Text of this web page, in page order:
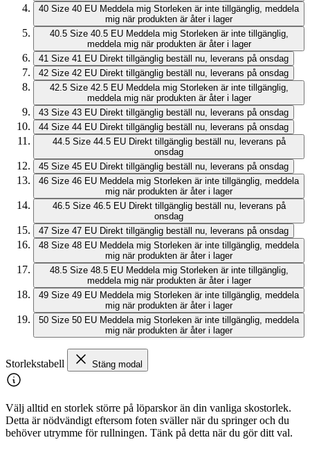
40 Size 40 EU Meddela mig Storleken är inte tillgänglig, meddela
mig när produkten är åter i lager
40.5 Size 40.5 EU Meddela mig Storleken är inte tillgänglig,
meddela mig när produkten är åter i lager
41 Size 41 EU Direkt tillgänglig beställ nu, leverans på onsdag
42 Size 42 EU Direkt tillgänglig beställ nu, leverans på onsdag
42.5 Size 42.5 EU Meddela mig Storleken är inte tillgänglig,
meddela mig när produkten är åter i lager
43 Size 43 EU Direkt tillgänglig beställ nu, leverans på onsdag
44 Size 44 EU Direkt tillgänglig beställ nu, leverans på onsdag
44.5 Size 44.5 EU Direkt tillgänglig beställ nu, leverans på
onsdag
45 Size 45 EU Direkt tillgänglig beställ nu, leverans på onsdag
46 Size 46 EU Meddela mig Storleken är inte tillgänglig, meddela
mig när produkten är åter i lager
46.5 Size 46.5 EU Direkt tillgänglig beställ nu, leverans på
onsdag
47 Size 47 EU Direkt tillgänglig beställ nu, leverans på onsdag
48 Size 48 EU Meddela mig Storleken är inte tillgänglig, meddela
mig när produkten är åter i lager
48.5 Size 48.5 EU Meddela mig Storleken är inte tillgänglig,
meddela mig när produkten är åter i lager
49 Size 49 EU Meddela mig Storleken är inte tillgänglig, meddela
mig när produkten är åter i lager
50 Size 50 EU Meddela mig Storleken är inte tillgänglig, meddela
mig när produkten är åter i lager
Storlekstabell Stäng modal
Välj alltid en storlek större på löparskor än din vanliga skostorlek.
Detta är nödvändigt eftersom foten sväller när du springer och du
behöver utrymme för rullningen. Tänk på detta när du gör ditt val.